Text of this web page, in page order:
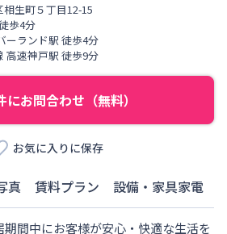
相生町５丁目12-15
歩4分
ーランド駅 徒歩4分
高速神戸駅 徒歩9分
にお問合わせ（無料）
お気に入りに保存
真 賃料プラン 設備・家具家電
間中にお客様が安心・快適な生活を